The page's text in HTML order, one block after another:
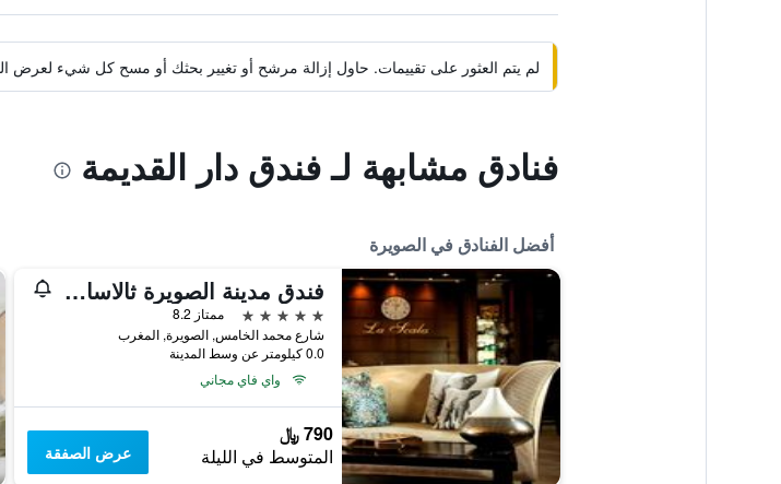
لم يتم العثور على تقييمات. حاول إزالة مرشح أو تغيير بحثك أو مسح كل شيء لعرض
فنادق مشابهة لـ فندق دار القديمة
أفضل الفنادق في الصويرة
فندق مدينة الصويرة ثالاسا سي آند سبا - مجموعة إم جاليري كوليكشن
5 نجوم
ممتاز 8.2
شارع محمد الخامس, الصويرة, المغرب
0.0 كيلومتر عن وسط المدينة
واي فاي مجاني
790 ﷼
المتوسط في الليلة عرض الصفقة